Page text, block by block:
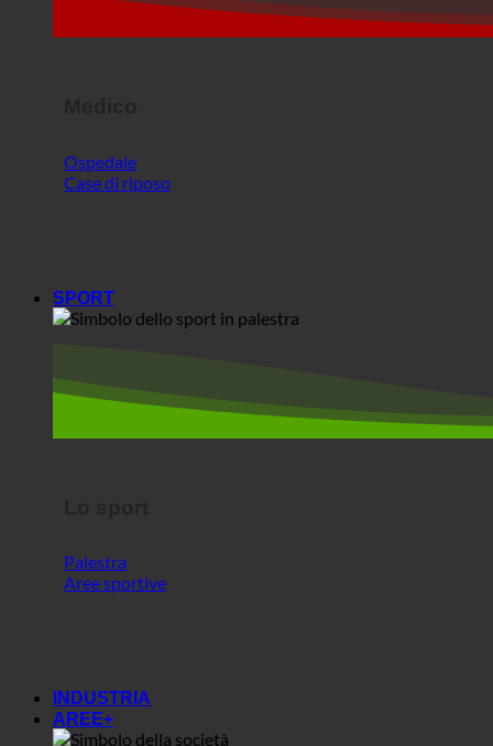
Ospedale
Case di riposo
SPORT
Palestra
Aree sportive
INDUSTRIA
AREE+